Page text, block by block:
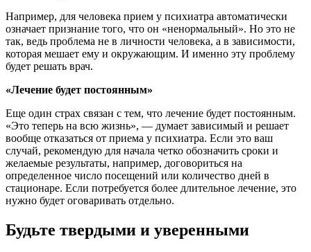
Например, для человека прием у психиатра автоматически
означает признание того, что он «ненормальный». Но это не
так, ведь проблема не в личности человека, а в зависимости,
которая мешает ему и окружающим. И именно эту проблему
будет решать врач.
«Лечение будет постоянным»
Еще один страх связан с тем, что лечение будет постоянным.
«Это теперь на всю жизнь», — думает зависимый и решает
вообще отказаться от приема у психиатра. Если это ваш
случай, рекомендую для начала четко обозначить сроки и
желаемые результаты, например, договориться на
определенное число посещений или количество дней в
стационаре. Если потребуется более длительное лечение, это
нужно будет оговаривать отдельно.
Будьте твердыми и уверенными